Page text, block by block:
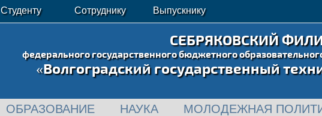
Студенту Сотруднику Выпускнику
СЕБРЯКОВСКИЙ
федерального государственного бюджетного
«Волгоградский государственный
ОБРАЗОВАНИЕ НАУКА МОЛОДЕЖНАЯ